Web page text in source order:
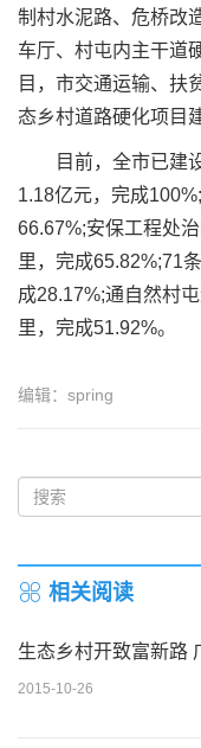
制村水泥路、危桥改
车厅、村屯内主干道
目，市交通运输、扶
态乡村道路硬化项目
目前，全市已建设
1.18亿元，完成
66.67%;安保工程处
里，完成65.82%;71
成28.17%;通自然村
里，完成51.92%。
编辑：spring
相关阅读
生态乡村开致富新路
2015-10-26